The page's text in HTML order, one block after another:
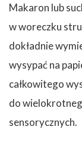
Makaron lub
w woreczku
dokładnie
wysypać na
całkowitego
do
sensorycznych.